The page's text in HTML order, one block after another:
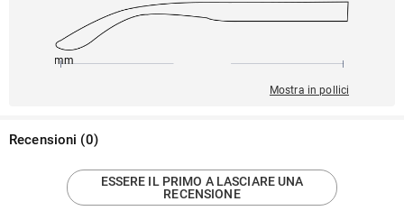
150mm
Mostra in pollici
Recensioni (0)
ESSERE IL PRIMO A LASCIARE UNA
RECENSIONE